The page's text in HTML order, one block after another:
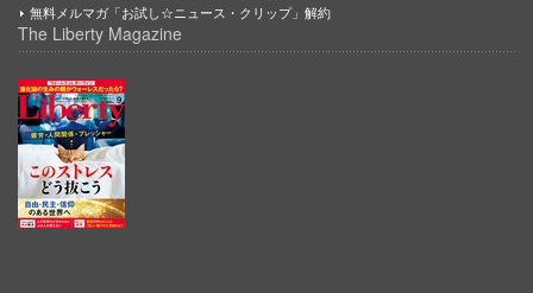
無料メルマガ「お試し☆ニュース・クリップ」解約
The Liberty Magazine